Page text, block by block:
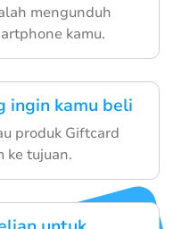
mengunduh
kamu.
ingin kamu beli
produk Giftcard
ke tujuan.